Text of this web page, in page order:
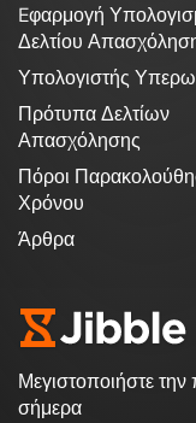
Eφαρμογή
Δελτίου
Υπολογιστής
Πρότυπα Δελτίων
Απασχόλησης
Πόροι
Χρόνου
Άρθρα
Μεγιστοποιήστε
σήμερα